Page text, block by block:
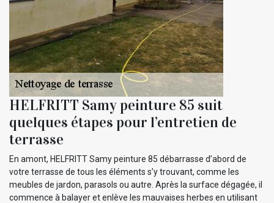
HELFRITT Samy peinture 85 suit
quelques étapes pour l’entretien de
terrasse
En amont, HELFRITT Samy peinture 85 débarrasse d’abord de
votre terrasse de tous les éléments s’y trouvant, comme les
meubles de jardon, parasols ou autre. Après la surface dégagée, il
commence à balayer et enlève les mauvaises herbes en utilisant